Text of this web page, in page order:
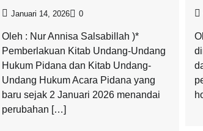
Januari 14, 2026 0
Oleh : Nur Annisa Salsabillah )*
Pemberlakuan Kitab Undang-Undang
Hukum Pidana dan Kitab Undang-
Undang Hukum Acara Pidana yang
baru sejak 2 Januari 2026 menandai
perubahan […]